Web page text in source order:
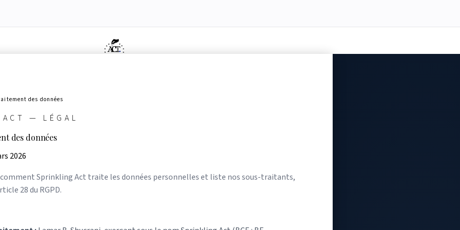
des données
— LÉGAL
des données
2026
Sprinkling Act traite les données personnelles et liste nos sous-traitants,
28 du RGPD.